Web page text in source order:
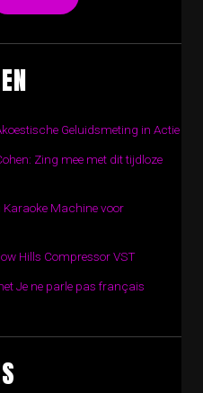
Geluidsmeting in Actie
Zing mee met dit tijdloze
Karaoke Machine voor
Hills Compressor VST
Je ne parle pas français